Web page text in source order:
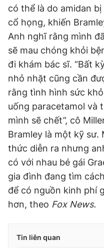
có thể là do amidan
cổ họng, khiến
Anh nghĩ rằng mình
sẽ mau chóng khỏi
đi khám bác sĩ. “Bất
nhỏ nhặt cũng cần
rằng tình hình sức
uống paracetamol và
mình sẽ chết”, cô
Bramley là một kỹ sư.
thức diễn ra nhưng
có với nhau bé gái
gia đình đang tìm
để có nguồn kinh phí
hơn, theo Fox News.
Tin liên quan